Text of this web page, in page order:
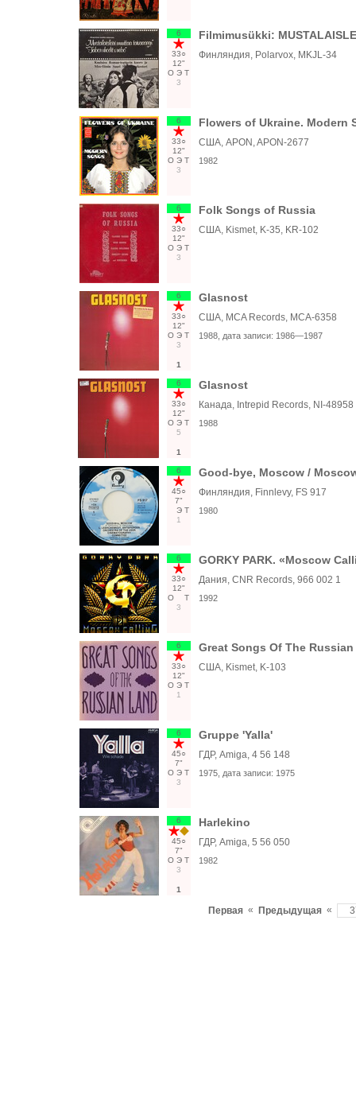
6
33○
12"
О Э Т
3
Filmimusükki:
Финляндия, Polarvox, MKJL-34
6
33○
12"
О Э Т
3
Flowers of Ukraine. Modern
США, APON, APON-2677
1982
6
33○
12"
О Э Т
3
Folk Songs of Russia
США, Kismet, K-35, KR-102
6
33○
12"
О Э Т
3
1
Glasnost
США, MCA Records, MCA-6358
1988 , дата записи: 1986—1987
6
33○
12"
О Э Т
5
1
Glasnost
Канада, Intrepid Records, NI-48958
1988
6
45○
7"
Э Т
1
Good-bye, Moscow /
Финляндия, Finnlevy, FS 917
1980
6
33○
12"
О
Т
3
GORKY PARK. «Moscow
Дания, CNR Records, 966 002 1
1992
6
33○
12"
О Э Т
1
Great Songs Of The
США, Kismet, K-103
6
45○
7"
О Э Т
3
Gruppe 'Yalla'
ГДР, Amiga, 4 56 148
1975 , дата записи: 1975
6
45○
7"
О Э Т
3
1
Harlekino
ГДР, Amiga, 5 56 050
1982
Первая « Предыдущая «